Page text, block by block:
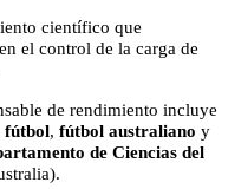
científico que
el control de la carga de
de rendimiento incluye
fútbol, fútbol australiano y
de Ciencias del